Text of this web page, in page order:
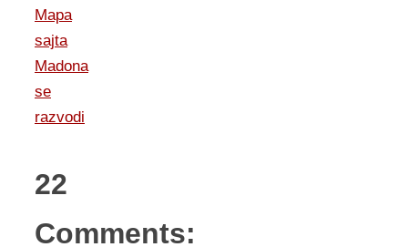
Mapa
sajta
Madona
se
razvodi
22
Comments: